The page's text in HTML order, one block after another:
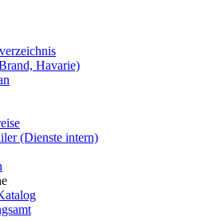
Havarie)
(Dienste intern)